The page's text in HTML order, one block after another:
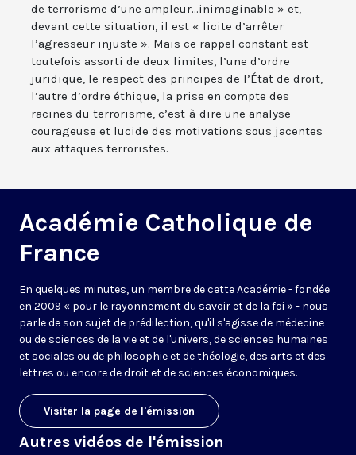
de terrorisme d’une ampleur...inimaginable » et,
devant cette situation, il est « licite d’arrêter
l’agresseur injuste ». Mais ce rappel constant est
toutefois assorti de deux limites, l’une d’ordre
juridique, le respect des principes de l’État de droit,
l’autre d’ordre éthique, la prise en compte des
racines du terrorisme, c’est-à-dire une analyse
courageuse et lucide des motivations sous jacentes
aux attaques terroristes.
Académie Catholique de
France
En quelques minutes, un membre de cette Académie - fondée
en 2009 « pour le rayonnement du savoir et de la foi » - nous
parle de son sujet de prédilection, qu'il s'agisse de médecine
ou de sciences de la vie et de l'univers, de sciences humaines
et sociales ou de philosophie et de théologie, des arts et des
lettres ou encore de droit et de sciences économiques.
Visiter la page de l'émission
Autres vidéos de l'émission